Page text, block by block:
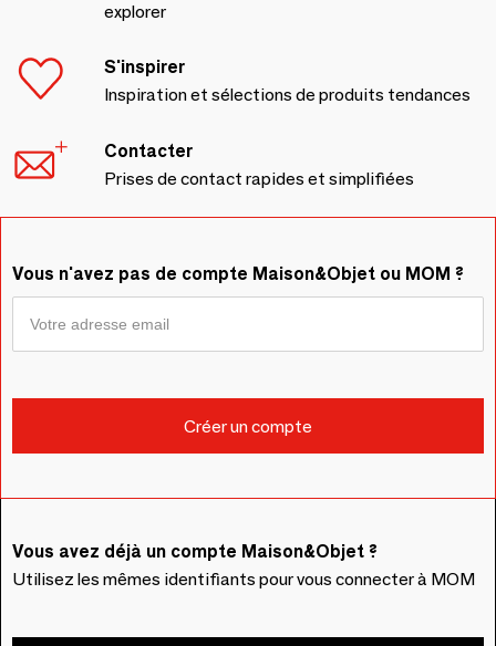
explorer
S'inspirer
Inspiration et sélections de produits tendances
Contacter
Prises de contact rapides et simplifiées
Vous n'avez pas de compte Maison&Objet ou MOM ?
Vous avez déjà un compte Maison&Objet ?
Utilisez les mêmes identifiants pour vous connecter à MOM